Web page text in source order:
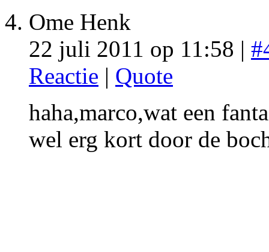
Ome Henk
22 juli 2011 op 11:58 |
Reactie | Quote
haha,marco,wat een
wel erg kort door de